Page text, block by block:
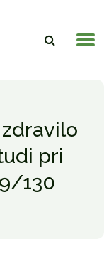
pri
130